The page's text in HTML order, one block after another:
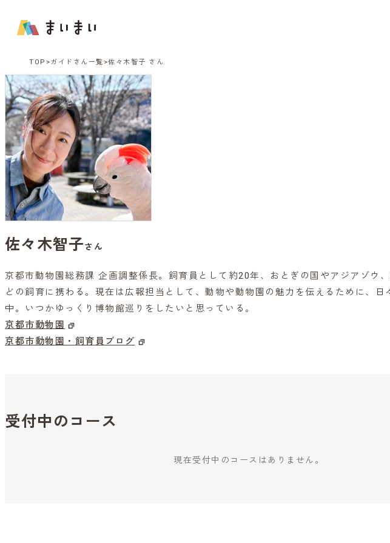
TOP ガイドさん一覧 佐々木智子 さん
佐々木智子さん
京都市動物園総務課 企画調整係長。飼育員として約20年、おとぎの国やアジアゾウ
どの飼育に携わる。現在は広報担当として、動物や動物園の魅力を伝えるために、日
中。いつかゆっくり博物館巡りをしたいと思っている。
京都市動物園
京都市動物園・飼育員ブログ
受付中のコース
現在受付中のコースはありません。